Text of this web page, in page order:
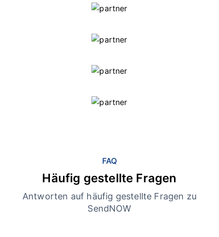
FAQ
Häufig gestellte Fragen
Antworten auf häufig gestellte Fragen zu
SendNOW